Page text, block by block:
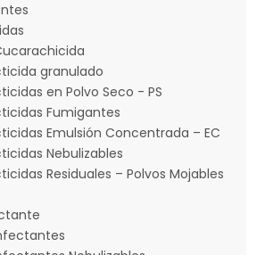
granulado
en Polvo Seco - PS
Fumigantes
Emulsión Concentrada – EC
Nebulizables
Residuales – Polvos Mojables